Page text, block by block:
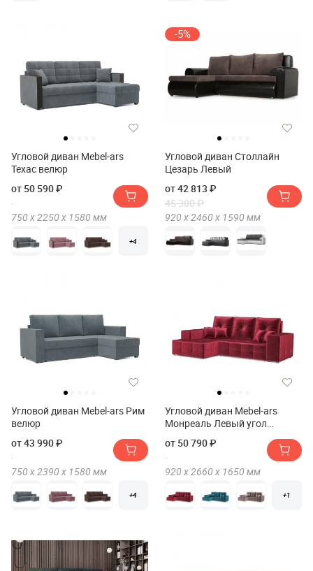
Угловой диван Mebel-ars
Техас велюр
от 50 590 ₽
750 х2250 х 1580 мм
+4
-5%
Угловой диван Столлайн
Цезарь Левый
от 42 813 ₽
45 300 ₽
920 х2460 х 1590 мм
Угловой диван Mebel-ars Рим
велюр
от 43 990 ₽
750 х2390 х 1580 мм
+4
Угловой диван Mebel-ars
Монреаль Левый угол
от 50 790 ₽
920 х2660 х 1650 мм
+1